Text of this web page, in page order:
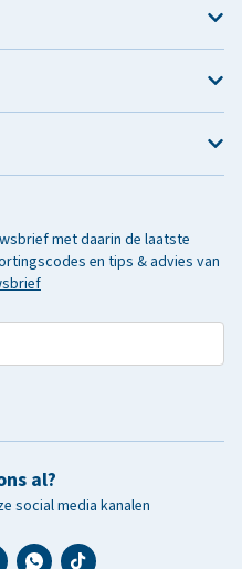
met daarin de laatste
en tips & advies van
al?
social media kanalen